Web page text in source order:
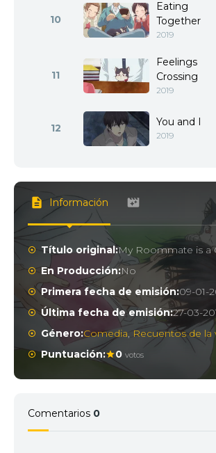
10
Eating
Together
2019
11
Feelings
Crossing
2019
12 You and I
2019
Información
Título original:My Roommate is a
En Producción:No
Primera fecha de emisión:09-01-
Última fecha de emisión:27-03-
Género:Comedia, Recuentos de la
Puntuación:
0 votos
Comentarios 0